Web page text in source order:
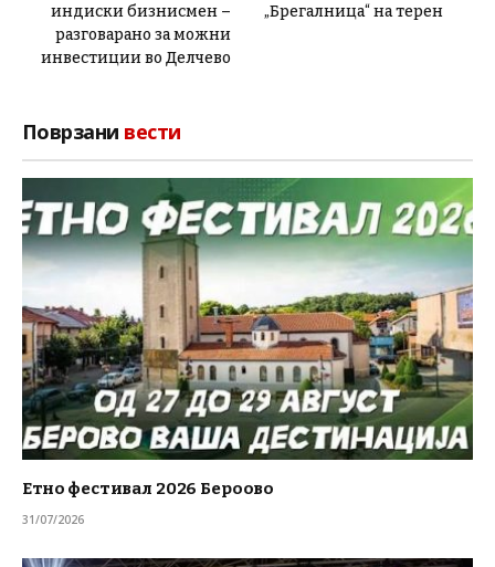
индиски бизнисмен –
разговарано за можни
инвестиции во Делчево
„Брегалница“ на терен
Поврзани вести
Етно фестивал 2026 Бероово
31/07/2026